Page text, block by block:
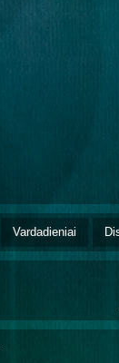
Vardadieniai